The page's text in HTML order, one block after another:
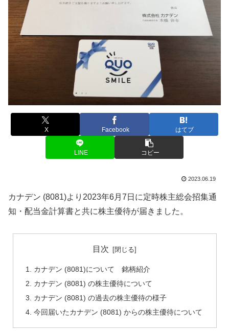
X Facebook はてブ
LINE コピー
2023.06.19
カナデン (8081)より2023年6月7日に定時株主総会招集通
知・配当金計算書と共に株主優待が届きました。
目次
カナデン (8081)について 銘柄紹介
カナデン (8081) の株主優待について
カナデン (8081) の過去の株主優待の様子
今回届いたカナデン (8081) からの株主優待について